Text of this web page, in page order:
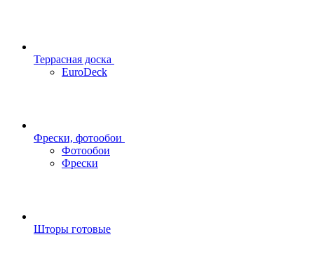
Террасная доска
EuroDeck
Фрески, фотообои
Фотообои
Фрески
Шторы готовые